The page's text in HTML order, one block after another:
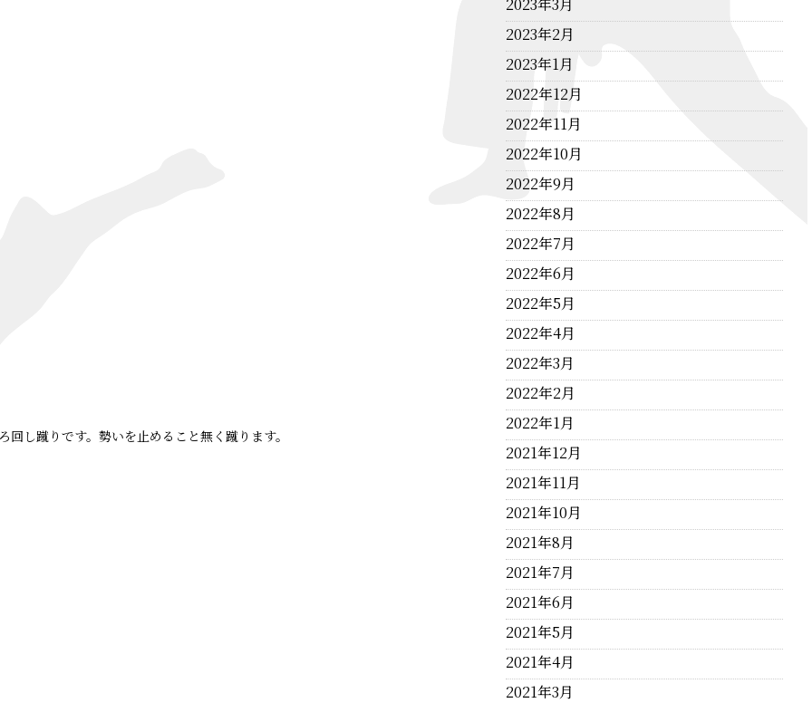
回し蹴りです。勢いを止めること無く蹴ります。
2023年2月
2023年1月
2022年12月
2022年11月
2022年10月
2022年9月
2022年8月
2022年7月
2022年6月
2022年5月
2022年4月
2022年3月
2022年2月
2022年1月
2021年12月
2021年11月
2021年10月
2021年8月
2021年7月
2021年6月
2021年5月
2021年4月
2021年3月